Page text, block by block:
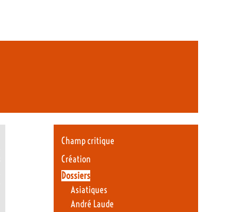
Champ critique
Création
Dossiers
Asiatiques
André Laude